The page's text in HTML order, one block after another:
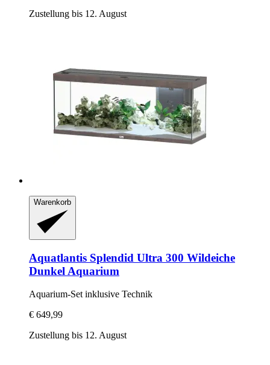
Zustellung bis 12. August
Warenkorb
Aquatlantis Splendid Ultra 300 Wildeiche
Dunkel Aquarium
Aquarium-​Set inklusive Technik
€ 649,99
Zustellung bis 12. August